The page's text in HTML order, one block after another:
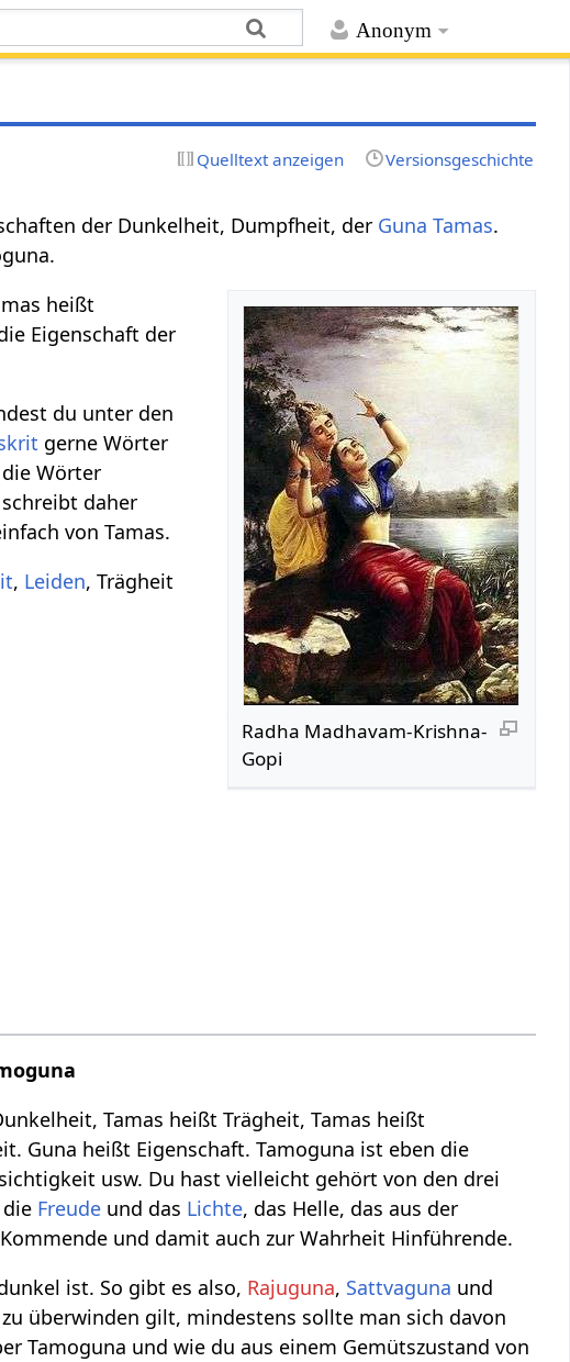
Anonym
Quelltext anzeigen Versionsgeschichte
der Dunkelheit, Dumpfheit, der Guna Tamas.
Radha Madhavam-Krishna-
Gopi
heißt
Eigenschaft der
du unter den
gerne Wörter
Wörter
daher
von Tamas.
, Leiden, Trägheit
Tamas heißt Trägheit, Tamas heißt
Guna heißt Eigenschaft. Tamoguna ist eben die
usw. Du hast vielleicht gehört von den drei
Freude und das Lichte, das Helle, das aus der
und damit auch zur Wahrheit Hinführende.
ist. So gibt es also, Rajuguna, Sattvaguna und
überwinden gilt, mindestens sollte man sich davon
Tamoguna und wie du aus einem Gemütszustand von